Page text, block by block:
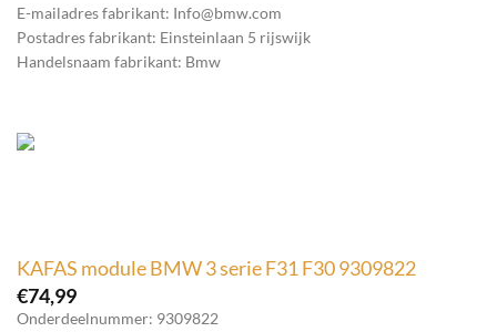
E-mailadres fabrikant: Info@bmw.com
Postadres fabrikant: Einsteinlaan 5 rijswijk
Handelsnaam fabrikant: Bmw
KAFAS module BMW 3 serie F31 F30 9309822
€74,99
Onderdeelnummer: 9309822